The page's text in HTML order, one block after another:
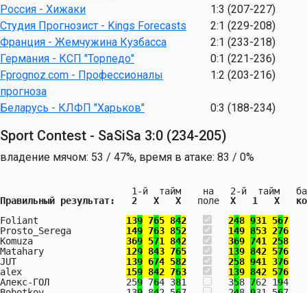
Россия - Хижаки
1:3 (207-227)
Студия Прогнозист - Kings Forecasts
2:1 (229-208)
Франция - Жемчужина Кузбасса
2:1 (233-218)
Германия - КСП "Торпедо"
0:1 (221-236)
Fprognoz.com - Профессионалы
прогноза
1:2 (203-216)
Беларусь - КЛФП "Харьков" 0:3 (188-234)
Sport Contest - SaSiSa 3:0 (234-205)
владение мячом: 53 / 47%, время в атаке: 83 / 0%
Правильный результат:   2   X   X поле X   1   X
Foliant 139 765 842 248 931 567
Prosto_Serega 149 763 852 149 853 276
Komuza 369 571 842 369 741 258
Matahary 129 843 765 139 842 576
JUT 139 674 582 258 941 376
alex 159 842 763 139 842 576
Алекс-ГОЛ              259 764 381 358 762 194